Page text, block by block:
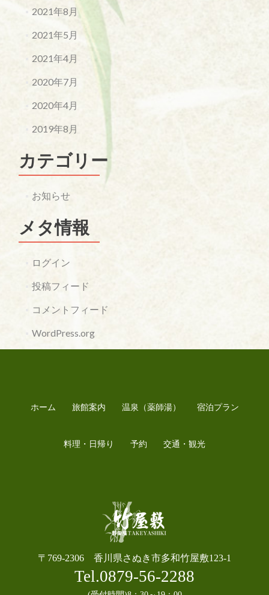
2021年8月
2021年5月
2021年4月
2020年7月
2020年4月
2019年8月
カテゴリー
お知らせ
メタ情報
ログイン
投稿フィード
コメントフィード
WordPress.org
ホーム 旅館案内 温泉（薬師湯） 宿泊プラン
料理・日帰り 予約 交通・観光
〒769-2306 香川県さぬき市多和竹屋敷123-1
Tel.0879-56-2288